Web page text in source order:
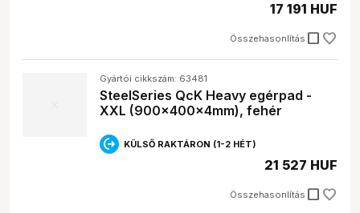
Összehasonlítás check_box_outline_blank
17 191 HUF
Gyártói cikkszám: 63481
SteelSeries QcK Heavy egérpad -
XXL (900x400x4mm), fehér
KÜLSŐ RAKTÁRON (1-2 HÉT)
Összehasonlítás check_box_outline_blank
21 527 HUF